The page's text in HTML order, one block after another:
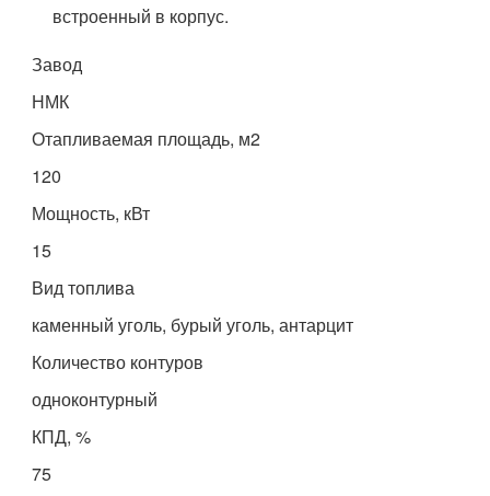
встроенный в корпус.
Завод
НМК
Отапливаемая площадь, м2
120
Мощность, кВт
15
Вид топлива
каменный уголь, бурый уголь, антарцит
Количество контуров
одноконтурный
КПД, %
75